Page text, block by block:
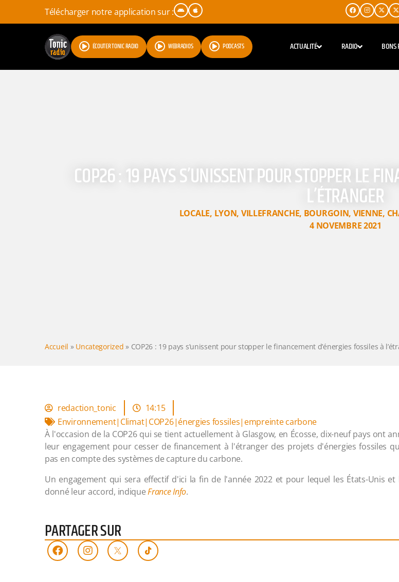
Télécharger notre application sur :
ÉCOUTER TONIC RADIO WEBRADIOS PODCASTS ACTUALITÉ RADIO BONS
COP26 : 19 PAYS S’UNISSENT POUR STOPPER LE
L’ÉTRANGER
LOCALE, LYON, VILLEFRANCHE, BOURGOIN, VIENNE,
4 NOVEMBRE 2021
Accueil » Uncategorized » COP26 : 19 pays s’unissent pour stopper le financement d’énergies fossiles à
redaction_tonic
14:15
Environnement|Climat|COP26|énergies fossiles|empreinte carbone
À l'occasion de la COP26 qui se tient actuellement à Glasgow, en Écosse, dix-neuf pays ont
leur engagement pour cesser de financement à l'étranger des projets d'énergies fossiles
pas en compte des systèmes de capture du carbone.
Un engagement qui sera effectif d'ici la fin de l'année 2022 et pour lequel les États-Unis et
donné leur accord, indiqueFrance Info.
PARTAGER SUR